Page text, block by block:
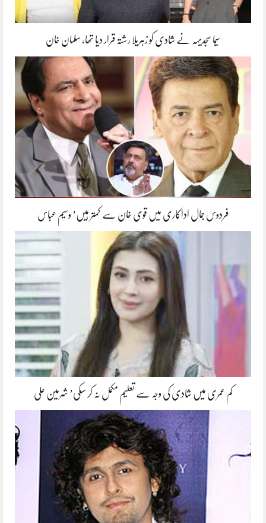
سیما سجدیہہ نے شادی کو زہریلا رشتہ قرار دیا تھا، سلمان خان
فردوس جمال اداکاری میں قوی خان سے کمتر ہیں’ وسیم عباس
کم عمری میں شادی کی وجہ سے تعلیم مکمل نہ کر سکی’ شرمین علی